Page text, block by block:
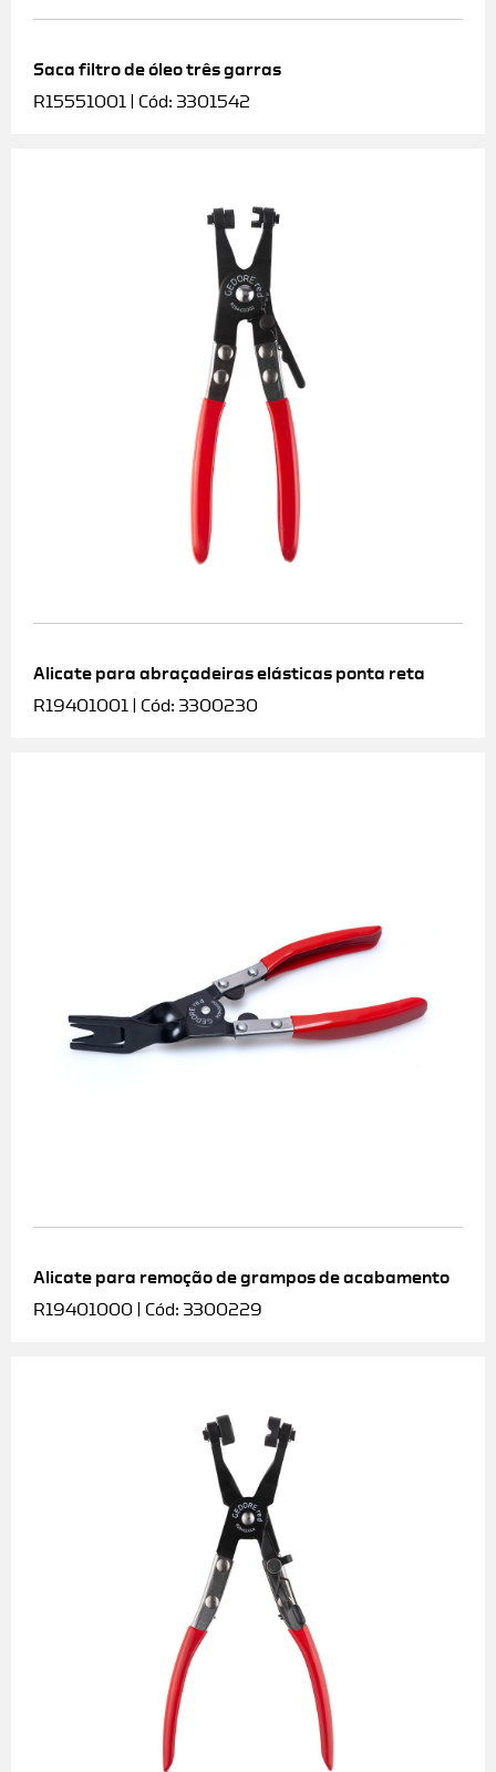
Saca filtro de óleo três garras
R15551001 | Cód: 3301542
Alicate para abraçadeiras elásticas ponta reta
R19401001 | Cód: 3300230
Alicate para remoção de grampos de acabamento
R19401000 | Cód: 3300229